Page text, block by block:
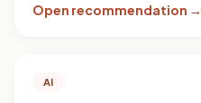
Open recommendation →
AI